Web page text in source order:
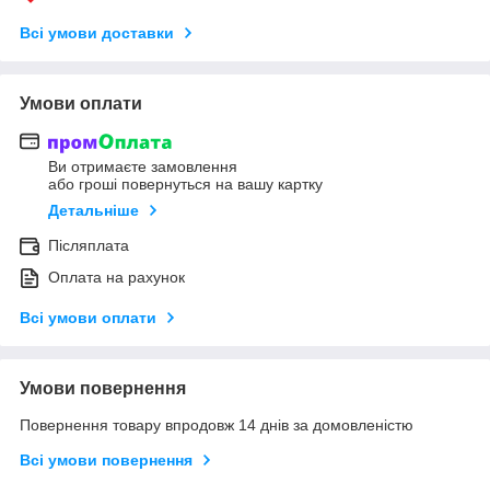
Всі умови доставки
Умови оплати
Ви отримаєте замовлення
або гроші повернуться на вашу картку
Детальніше
Післяплата
Оплата на рахунок
Всі умови оплати
Умови повернення
Повернення товару впродовж 14 днів за домовленістю
Всі умови повернення